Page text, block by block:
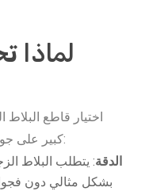
لماذا
اختيار قاطع
كبير على جودة وسهولة تركيبات البلاط الخاصة بك:
الدقة: يتطلب البلاط
بشكل مثالي دون